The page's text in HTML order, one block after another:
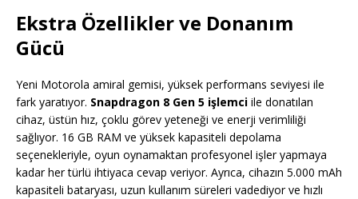
Ekstra Özellikler ve Donanım
Gücü
Yeni Motorola amiral gemisi, yüksek performans seviyesi ile
fark yaratıyor. Snapdragon 8 Gen 5 işlemci ile donatılan
cihaz, üstün hız, çoklu görev yeteneği ve enerji verimliliği
sağlıyor. 16 GB RAM ve yüksek kapasiteli depolama
seçenekleriyle, oyun oynamaktan profesyonel işler yapmaya
kadar her türlü ihtiyaca cevap veriyor. Ayrıca, cihazın 5.000 mAh
kapasiteli bataryası, uzun kullanım süreleri vadediyor ve hızlı